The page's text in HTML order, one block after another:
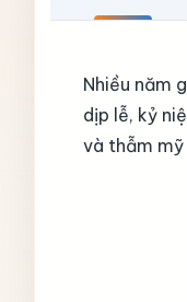
Nhiều năm
dịp lễ, kỷ
và thẫm